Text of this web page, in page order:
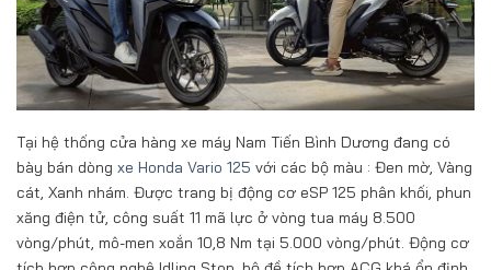
Tại hệ thống cửa hàng xe máy Nam Tiến Bình Dương đang có
bày bán dòng xe Honda Vario 125 với các bộ màu : Đen mờ, Vàng
cát, Xanh nhám. Được trang bị động cơ eSP 125 phân khối, phun
xăng điện tử, công suất 11 mã lực ở vòng tua máy 8.500
vòng/phút, mô-men xoắn 10,8 Nm tại 5.000 vòng/phút. Động cơ